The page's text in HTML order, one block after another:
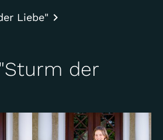
Liebe"
der